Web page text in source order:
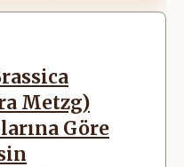
Metzg)
Göre